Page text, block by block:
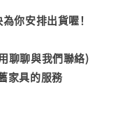
你安排出貨喔！
聊聊與我們聯絡)
家具的服務